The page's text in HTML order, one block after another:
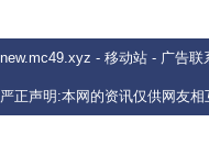
new.mc49.xyz - 移动站 - 广告联
严正声明:本网的资讯仅供网友相